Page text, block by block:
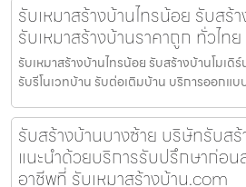
รับเหมาสร้างบ้านไทรน้อย รับสร้
รับเหมาสร้างบ้านราคาถูก ทั่วไทย
รับเหมาสร้างบ้านไทรน้อย รับสร้างบ้านโมเดิ
รับรีโนเวทบ้าน รับต่อเติมบ้าน บริการออกแบ
รับสร้างบ้านบางซ้าย บริษัทรับส
แนะนำด้วยบริการรับปรึกษาก่อน
อาชีพที่ รับเหมาสร้างบ้าน.com